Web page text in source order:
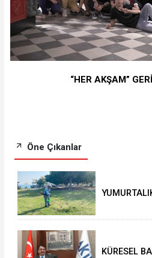
“HER AKŞAM”
Öne Çıkanlar
KÜRESEL